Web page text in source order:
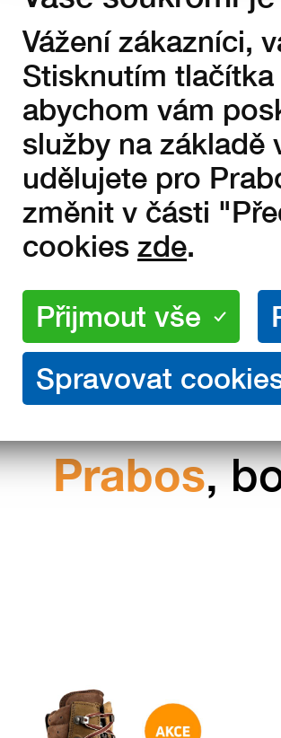
Vážení zákazníci,
Stisknutím
abychom vám
služby na základě
udělujete pro
změnit v části
cookies zde.
Vyrobeno ve Slavičíně v
republice
Nakupujte přímo od výrobce
Prabos,